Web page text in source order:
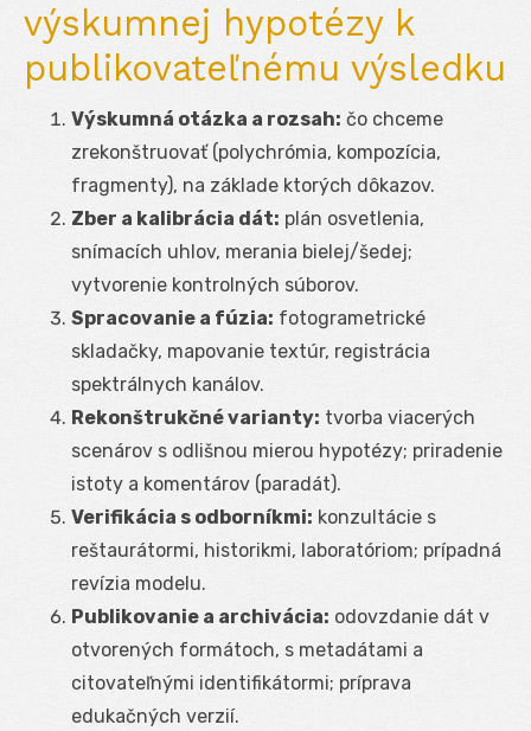
výskumnej hypotézy k
publikovateľnému výsledku
Výskumná otázka a rozsah: čo chceme
zrekonštruovať (polychrómia, kompozícia,
fragmenty), na základe ktorých dôkazov.
Zber a kalibrácia dát: plán osvetlenia,
snímacích uhlov, merania bielej/šedej;
vytvorenie kontrolných súborov.
Spracovanie a fúzia: fotogrametrické
skladačky, mapovanie textúr, registrácia
spektrálnych kanálov.
Rekonštrukčné varianty: tvorba viacerých
scenárov s odlišnou mierou hypotézy; priradenie
istoty a komentárov (paradát).
Verifikácia s odborníkmi: konzultácie s
reštaurátormi, historikmi, laboratóriom; prípadná
revízia modelu.
Publikovanie a archivácia: odovzdanie dát v
otvorených formátoch, s metadátami a
citovateľnými identifikátormi; príprava
edukačných verzií.